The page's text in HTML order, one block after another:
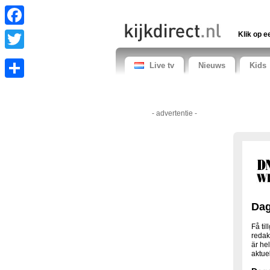
Facebook
Twitter
Klik op
Live tv Nieuws Kids
- advertentie -
Få
är